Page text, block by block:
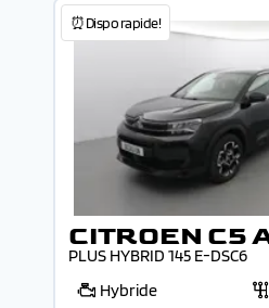
⏰Dispo rapide!
CITROEN C5
PLUS HYBRID 145 E-DSC6
Hybride